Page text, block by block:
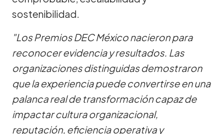
sostenibilidad.
"Los Premios DEC México nacieron para
reconocer evidencia y resultados. Las
organizaciones distinguidas demostraron
que la experiencia puede convertirse en una
palanca real de transformación capaz de
impactar cultura organizacional,
reputación, eficiencia operativa y